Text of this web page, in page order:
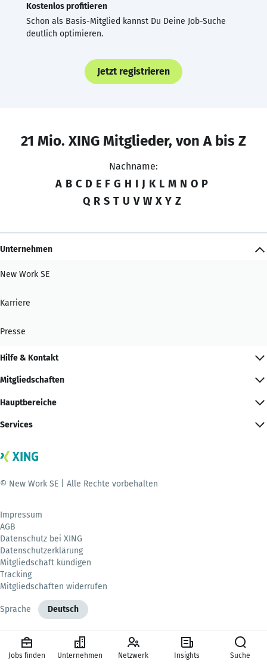
Kostenlos profitieren
Schon als Basis-Mitglied kannst Du Deine Job-Suche
deutlich optimieren.
Jetzt registrieren
21 Mio. XING Mitglieder, von A bis Z
Nachname:
A B C D E F G H I J K L M N O P
Q R S T U V W X Y Z
Unternehmen
New Work SE
Karriere
Presse
Hilfe & Kontakt
Mitgliedschaften
Hauptbereiche
Services
© New Work SE | Alle Rechte vorbehalten
Impressum
AGB
Datenschutz bei XING
Datenschutzerklärung
Mitgliedschaft kündigen
Tracking
Mitgliedschaften widerrufen
Sprache Deutsch
Jobs finden Unternehmen Netzwerk Insights Suche